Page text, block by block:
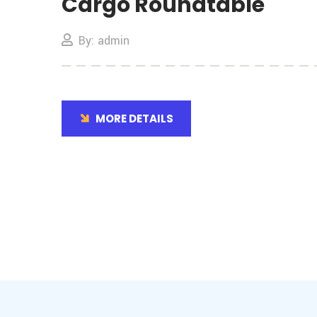
By: admin
MORE DETAILS